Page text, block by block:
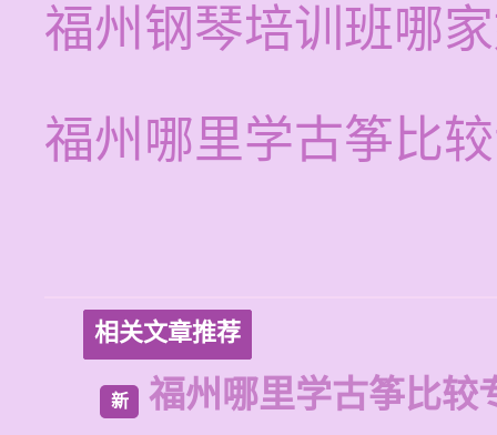
福州钢琴培训班哪
福州哪里学古筝比
相关文章推荐
新 福州哪里学古筝比较